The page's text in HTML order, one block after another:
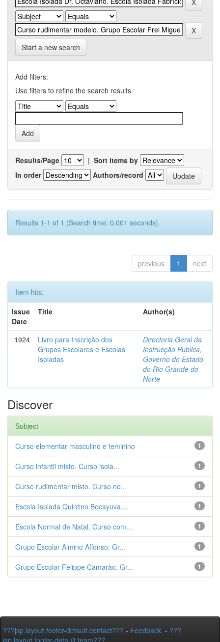
Start a new search
Add filters:
Use filters to refine the search results.
Results/Page | Sort items by
In order
Authors/record
Results 1-1 of 1 (Search time: 0.001 seconds).
previous 1 next
Item hits:
Issue
Date
Title Author(s)
1924
Livro para Inscrição dos
Grupos Escolares e Escolas
Isoladas
Directoria Geral da
Instrucção Publica,
Governo do Estado
do Rio Grande do
Norte
Discover
Subject
1
Curso elementar masculino e feminino
1
Curso infantil misto. Curso isola...
1
Curso rudimentar misto. Curso no...
1
Escola Isolada Quintino Bocayuva....
1
Escola Normal de Natal. Curso com...
1
Grupo Escolar Almino Affonso. Gr...
1
Grupo Escolar Felippe Camarão. Gr...
???jsp.layout.footer-default.contact??? - Feedback - ???
jsp.layout.footer-default.team???